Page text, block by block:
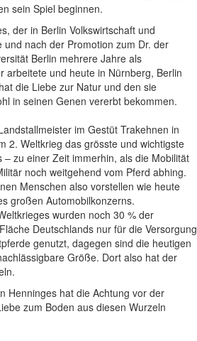
sein Spiel beginnen.
der in Berlin Volkswirtschaft und
und nach der Promotion zum Dr. der
Berlin mehrere Jahre als
arbeitete und heute in Nürnberg, Berlin
die Liebe zur Natur und den sie
in seinen Genen vererbt bekommen.
im Gestüt Trakehnen in
2. Weltkrieg das grösste und wichtigste
– zu einer Zeit immerhin, als die Mobilität
noch weitgehend vom Pferd abhing.
Menschen also vorstellen wie heute
großen Automobilkonzerns.
wurden noch 30 % der
Deutschlands nur für die Versorgung
genutzt, dagegen sind die heutigen
Größe. Dort also hat der
Henninges hat die Achtung vor der
zum Boden aus diesen Wurzeln